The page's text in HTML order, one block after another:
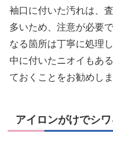
袖口に付いた汚れは、
多いため、注意が必要
なる箇所は丁寧に処理
中に付いたニオイもあ
ておくことをお勧めしま
アイロンがけでシ